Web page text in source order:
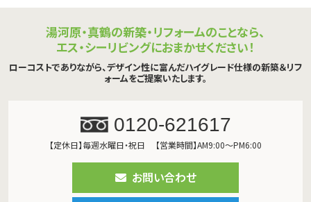
湯河原・真鶴の新築・リフォームのことなら、
エス・シーリビングにおまかせください！
ローコストでありながら、デザイン性に富んだハイグレード仕様の新築＆リフ
ォームをご提案いたします。
0120-621617
【定休日】毎週水曜日・祝日 【営業時間】AM9:00～PM6:00
お問い合わせ